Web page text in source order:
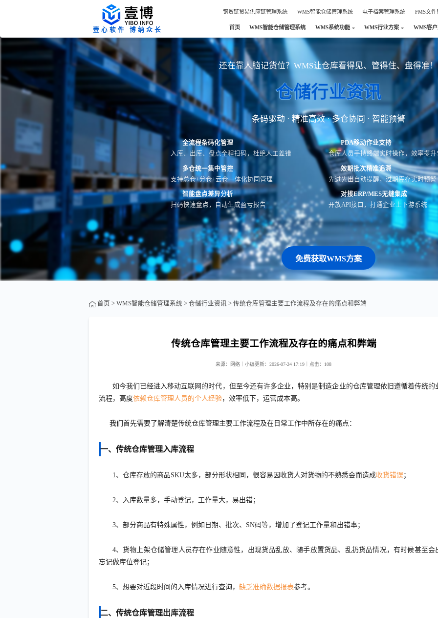
钢贸链贸易供应链管理系统 WMS智能仓储管理系统 电子档案管理系统 FMS文
壹心软件 博纳众长 首页 WMS智能仓储管理系统 WMS系统功能 WMS行业方案 WMS客
还在靠人脑记货位？WMS让仓库看得见、管得住、盘得准！
仓储行业资讯
条码驱动 · 精准高效 · 多仓协同 · 智能预警
全流程条码化管理
入库、出库、盘点全程扫码，杜绝人工差错
PDA移动作业支持
仓库人员手持终端实时操作，效率提升
多仓统一集中管控
支持总仓+分仓+云仓一体化协同管理
效期批次精准追溯
先进先出自动提醒，过期库存实时预警
智能盘点差异分析
扫码快速盘点，自动生成盈亏报告
对接ERP/MES无缝集成
开放API接口，打通企业上下游系统
免费获取WMS方案
首页 > WMS智能仓储管理系统 > 仓储行业资讯 > 传统仓库管理主要工作流程及存在的痛点和弊端
传统仓库管理主要工作流程及存在的痛点和弊端
来源：网络｜小编更新：2026-07-24 17:19｜ 点击： 108
如今我们已经进入移动互联网的时代，但至今还有许多企业，特别是制造企业的仓库管理依旧遵循着传统的
流程，高度依赖仓库管理人员的个人经验，效率低下，运营成本高。
我们首先需要了解清楚传统仓库管理主要工作流程及在日常工作中所存在的痛点：
一、传统仓库管理入库流程
1、仓库存放的商品SKU太多，部分形状相同，很容易因收货人对货物的不熟悉会而造成收货错误；
2、入库数量多，手动登记，工作量大，易出错；
3、部分商品有特殊属性，例如日期、批次、SN码等，增加了登记工作量和出错率；
4、货物上架仓储管理人员存在作业随意性，出现货品乱放、随手放置货品、乱扔货品情况，有时候甚至会
忘记做库位登记；
5、想要对近段时间的入库情况进行查询， 缺乏准确数据报表参考。
二、传统仓库管理出库流程